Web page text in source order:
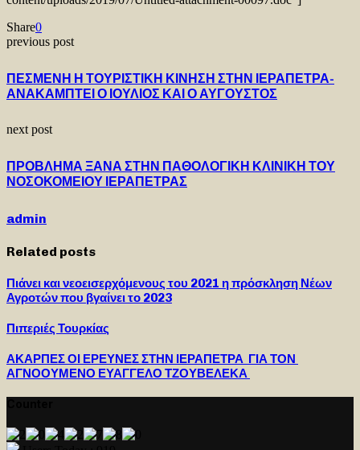
Share0
previous post
ΠΕΣΜΕΝΗ Η ΤΟΥΡΙΣΤΙΚΗ ΚΙΝΗΣΗ ΣΤΗΝ ΙΕΡΑΠΕΤΡΑ-
ΑΝΑΚΑΜΠΤΕΙ Ο ΙΟΥΛΙΟΣ ΚΑΙ Ο ΑΥΓΟΥΣΤΟΣ
next post
ΠΡΟΒΛΗΜΑ ΞΑΝΑ ΣΤΗΝ ΠΑΘΟΛΟΓΙΚΗ ΚΛΙΝΙΚΗ ΤΟΥ
ΝΟΣΟΚΟΜΕΙΟΥ ΙΕΡΑΠΕΤΡΑΣ
admin
Related posts
Πιάνει και νεοεισερχόμενους του 2021 η πρόσκληση Νέων
Αγροτών που βγαίνει το 2023
Πιπεριές Τουρκίας
ΑΚΑΡΠΕΣ ΟΙ ΕΡΕΥΝΕΣ ΣΤΗΝ ΙΕΡΑΠΕΤΡΑ ΓΙΑ ΤΟΝ
ΑΓΝΟΟΥΜΕΝΟ ΕΥΑΓΓΕΛΟ ΤΖΟΥΒΕΛΕΚΑ